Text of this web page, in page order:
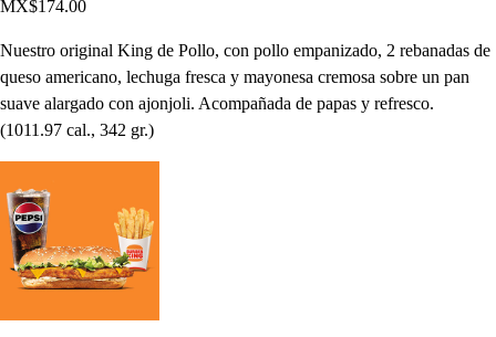
MX$174.00
Nuestro original King de Pollo, con pollo empanizado, 2 rebanadas de
queso americano, lechuga fresca y mayonesa cremosa sobre un pan
suave alargado con ajonjoli. Acompañada de papas y refresco.
(1011.97 cal., 342 gr.)